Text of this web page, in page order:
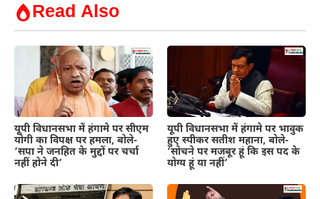
Read Also
यूपी विधानसभा में हंगामे पर सीएम
योगी का विपक्ष पर हमला, बोले-
‘सपा ने जनहित के मुद्दों पर चर्चा
नहीं होने दी’
यूपी विधानसभा में हंगामे पर भावुक
हुए स्पीकर सतीश महाना, बोले-
‘सोचने पर मजबूर हूं कि इस पद के
योग्य हूं या नहीं’